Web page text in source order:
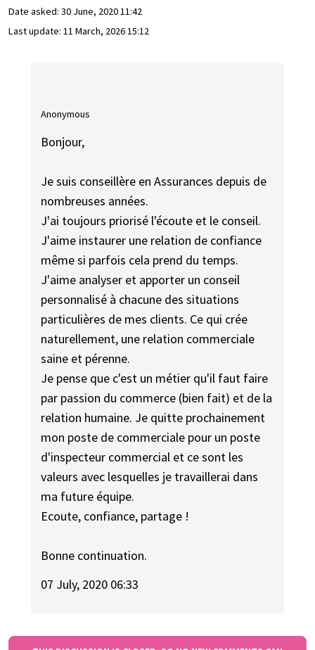
Date asked: 30 June, 2020 11:42
Last update: 11 March, 2026 15:12
Anonymous
Bonjour,
Je suis conseillère en Assurances depuis de
nombreuses années.
J'ai toujours priorisé l'écoute et le conseil.
J'aime instaurer une relation de confiance
même si parfois cela prend du temps.
J'aime analyser et apporter un conseil
personnalisé à chacune des situations
particulières de mes clients. Ce qui crée
naturellement, une relation commerciale
saine et pérenne.
Je pense que c'est un métier qu'il faut faire
par passion du commerce (bien fait) et de la
relation humaine. Je quitte prochainement
mon poste de commerciale pour un poste
d'inspecteur commercial et ce sont les
valeurs avec lesquelles je travaillerai dans
ma future équipe.
Ecoute, confiance, partage !
Bonne continuation.
07 July, 2020 06:33